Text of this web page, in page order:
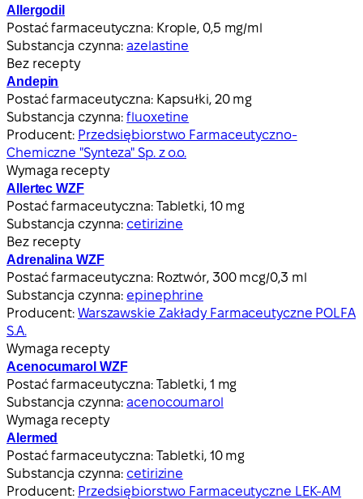
Allergodil
Postać farmaceutyczna: Krople, 0,5 mg/ml
Substancja czynna:azelastine
Bez recepty
Andepin
Postać farmaceutyczna: Kapsułki, 20 mg
Substancja czynna:fluoxetine
Producent: Przedsiębiorstwo Farmaceutyczno-
Chemiczne "Synteza" Sp. z o.o.
Wymaga recepty
Allertec WZF
Postać farmaceutyczna: Tabletki, 10 mg
Substancja czynna: cetirizine
Bez recepty
Adrenalina WZF
Postać farmaceutyczna: Roztwór, 300 mcg/0,3 ml
Substancja czynna: epinephrine
Producent: Warszawskie Zakłady Farmaceutyczne POLFA
S.A.
Wymaga recepty
Acenocumarol WZF
Postać farmaceutyczna: Tabletki, 1 mg
Substancja czynna:acenocoumarol
Wymaga recepty
Alermed
Postać farmaceutyczna: Tabletki, 10 mg
Substancja czynna: cetirizine
Producent: Przedsiębiorstwo Farmaceutyczne LEK-AM